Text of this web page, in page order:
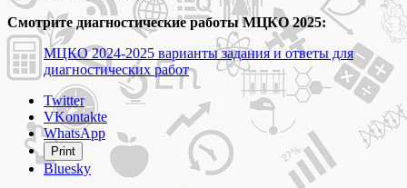
Смотрите диагностические работы МЦКО 2025:
МЦКО 2024-2025 варианты задания и ответы для
диагностических работ
Share
post
"Демоверсия
МЦКО
Twitter
VKontakte
WhatsApp
Print
Bluesky